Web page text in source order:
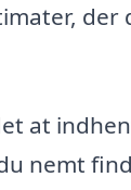
at
nemt